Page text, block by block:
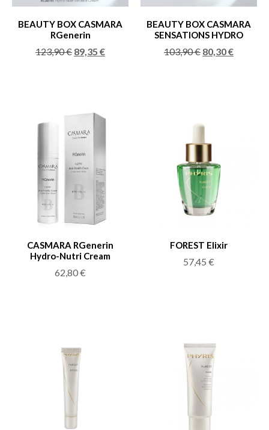
BEAUTY BOX CASMARA
RGenerin
123,90€ 89,35 €
BEAUTY BOX CASMARA
SENSATIONS HYDRO
103,90€ 80,30€
CASMARA RGenerin
Hydro-Nutri Cream
62,80€
FOREST Elixir
57,45 €